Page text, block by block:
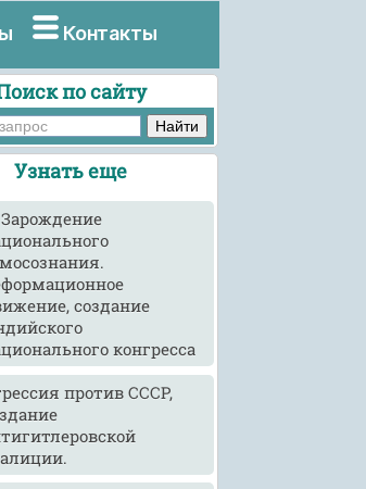
Контакты
по сайту
Узнать еще
создание
конгресса
против СССР,